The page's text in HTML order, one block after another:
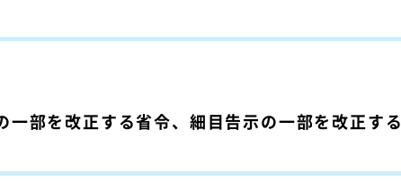
部を改正する省令、細目告示の一部を改正す